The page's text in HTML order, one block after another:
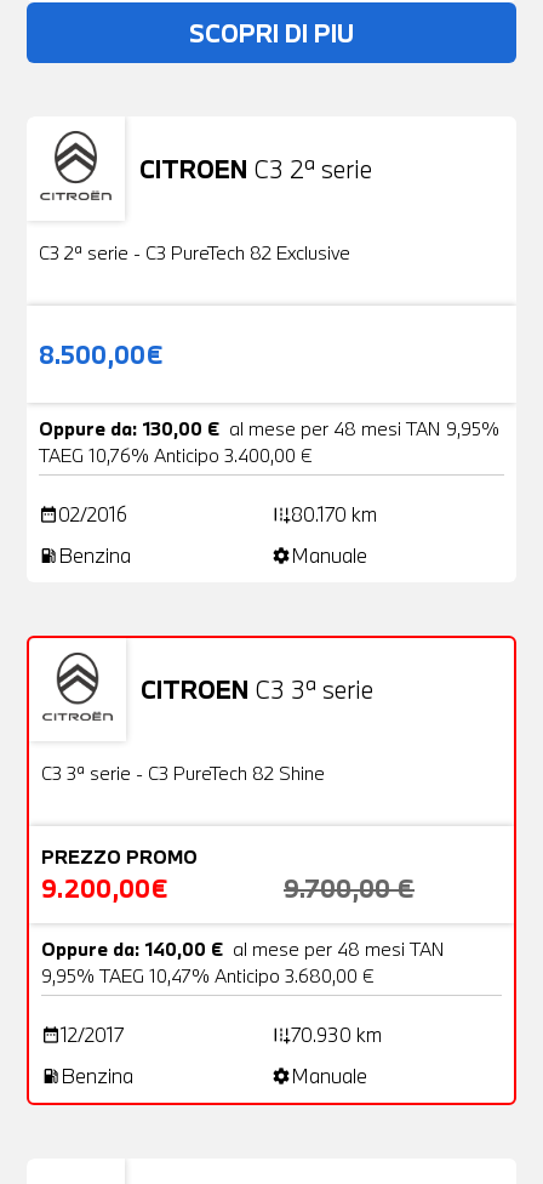
SCOPRI DI PIU
CITROEN C3 2ª serie
Usato
C3 2ª serie - C3 PureTech 82 Exclusive
8.500,00€
Oppure da: 130,00 € al mese per 48 mesi TAN 9,95%
TAEG 10,76% Anticipo 3.400,00 €
date_range02/2016 add_road80.170 km
local_gas_station Benzina settingsManuale
CITROEN C3 3ª serie
OFFERTA
Usato
C3 3ª serie - C3 PureTech 82 Shine
PREZZO PROMO
9.200,00€ 9.700,00 €
Oppure da: 140,00 € al mese per 48 mesi TAN
9,95% TAEG 10,47% Anticipo 3.680,00 €
date_range12/2017 add_road70.930 km
local_gas_station Benzina settingsManuale